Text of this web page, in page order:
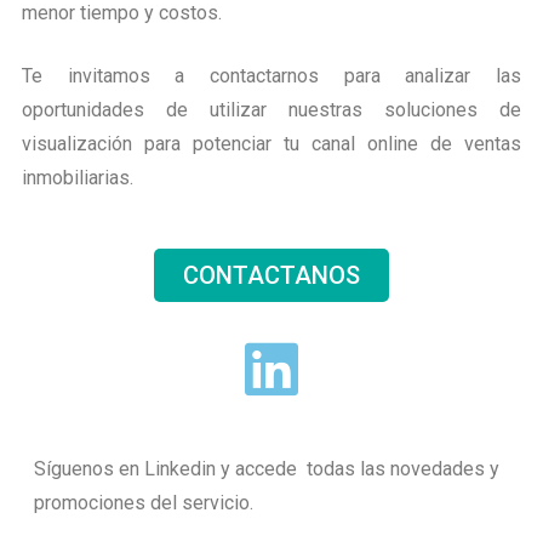
menor tiempo y costos.
Te invitamos a contactarnos para analizar las
oportunidades de utilizar nuestras soluciones de
visualización para potenciar tu canal online de ventas
inmobiliarias.
CONTACTANOS
Síguenos en Linkedin y accede todas las novedades y
promociones del servicio.